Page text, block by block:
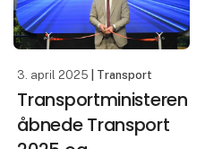
3. april 2025 | Transport
Transportministeren
åbnede Transport